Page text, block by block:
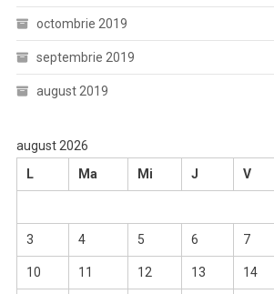
octombrie 2019
septembrie 2019
august 2019
august 2026
L
Ma Mi J V
3 4 5 6 7
10 11 12 13 14